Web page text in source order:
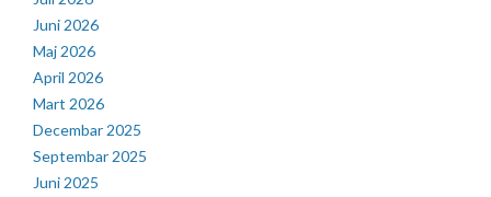
Juni 2026
Maj 2026
April 2026
Mart 2026
Decembar 2025
Septembar 2025
Juni 2025